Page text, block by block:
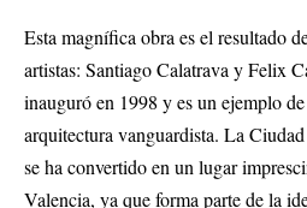
Esta magnífica obra es el resultado
artistas: Santiago Calatrava y Felix
inauguró en 1998 y es un ejemplo
arquitectura vanguardista. La
se ha convertido en un lugar
Valencia, ya que forma parte de la